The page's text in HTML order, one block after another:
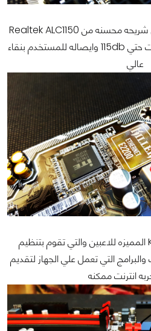
بطاقه الصوت AMP-UP وهي شريحه محسنه من Realtek ALC1150
لتصل لقدره علي معالجه اصوات حتي 115db وايصاله للمستخدم بنقاء
عالي
بطاقت انترنت Killer E2200 المميزه للاعبين والتي تقوم بتنظيم
والبرامج التي تعمل علي الجهاز لتقديم
انترنت ممكنه